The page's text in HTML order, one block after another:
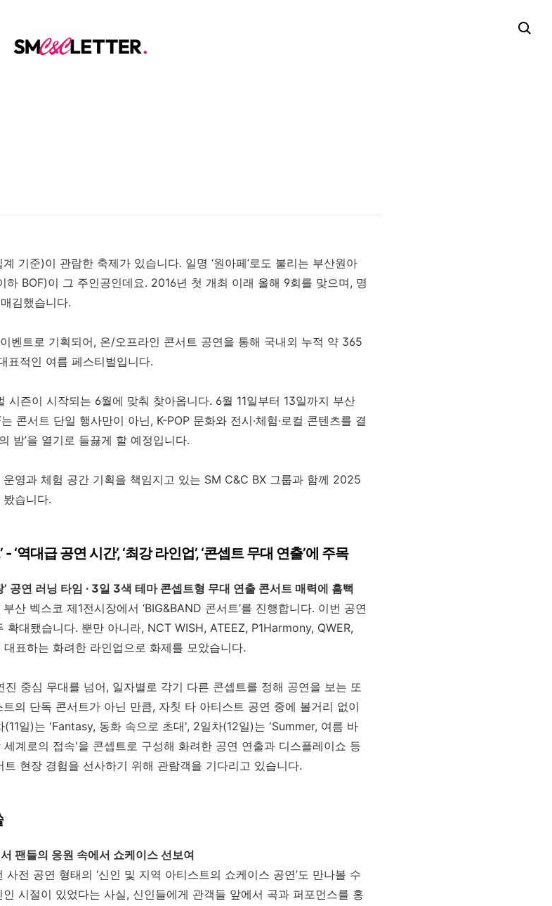
기준)이 관람한 축제가 있습니다. 일명 ‘원아페’로도 불리는 부산원아
하 BOF)이 그 주인공인데요. 2016년 첫 개최 이래 올해 9회를 맞으며, 명
김했습니다.
벤트로 기획되어, 온/오프라인 콘서트 공연을 통해 국내외 누적 약 365
표적인 여름 페스티벌입니다.
시즌이 시작되는 6월에 맞춰 찾아옵니다. 6월 11일부터 13일까지 부산
는 콘서트 단일 행사만이 아닌, K-POP 문화와 전시·체험·로컬 콘텐츠를 결
밤’을 열기로 들끓게 할 예정입니다.
운영과 체험 공간 기획을 책임지고 있는 SM C&C BX 그룹과 함께 2025
습니다.
’ - ‘역대급 공연 시간’, ‘최강 라인업’, ‘콘셉트 무대 연출’에 주목
’ 공연 러닝 타임 ∙ 3일 3색 테마 콘셉트형 무대 연출 콘서트 매력에 흠뻑
부산 벡스코 제1전시장에서 ‘BIG&BAND 콘서트’를 진행합니다. 이번 공연
확대됐습니다. 뿐만 아니라, NCT WISH, ATEEZ, P1Harmony, QWER,
대표하는 화려한 라인업으로 화제를 모았습니다.
진 중심 무대를 넘어, 일자별로 각기 다른 콘셉트를 정해 공연을 보는 또
트의 단독 콘서트가 아닌 만큼, 자칫 타 아티스트 공연 중에 볼거리 없이
(11일)는 'Fantasy, 동화 속으로 초대', 2일차(12일)는 'Summer, 여름 바
세계로의 접속'을 콘셉트로 구성해 화려한 공연 연출과 디스플레이쇼 등
트 현장 경험을 선사하기 위해 관람객을 기다리고 있습니다.
팬들의 응원 속에서 쇼케이스 선보여
사전 공연 형태의 ‘신인 및 지역 아티스트의 쇼케이스 공연’도 만나볼 수
시절이 있었다는 사실, 신인들에게 관객들 앞에서 곡과 퍼포먼스를 홍